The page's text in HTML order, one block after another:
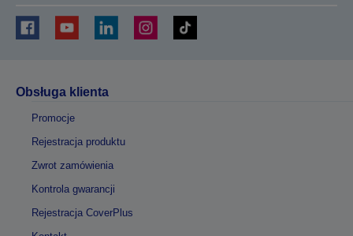
Obsługa klienta
Promocje
Rejestracja produktu
Zwrot zamówienia
Kontrola gwarancji
Rejestracja CoverPlus